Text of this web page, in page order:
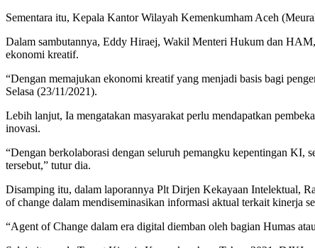
Sementara itu, Kepala Kantor Wilayah Kemenkumham Aceh
Dalam sambutannya, Eddy Hiraej, Wakil Menteri Hukum dan HAM,
ekonomi kreatif.
“Dengan memajukan ekonomi kreatif yang menjadi basis bagi
Selasa (23/11/2021).
Lebih lanjut, Ia mengatakan masyarakat perlu mendapatkan
inovasi.
“Dengan berkolaborasi dengan seluruh pemangku kepentingan KI,
tersebut,” tutur dia.
Disamping itu, dalam laporannya Plt Dirjen Kekayaan Intelektual,
of change dalam mendiseminasikan informasi aktual terkait kinerja
“Agent of Change dalam era digital diemban oleh bagian Humas